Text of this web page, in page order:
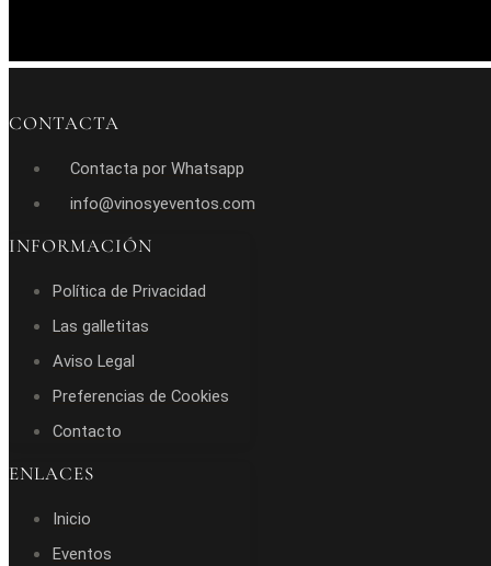
CONTACTA
Contacta por Whatsapp
info@vinosyeventos.com
INFORMACIÓN
Política de Privacidad
Las galletitas
Aviso Legal
Preferencias de Cookies
Contacto
ENLACES
Inicio
Eventos